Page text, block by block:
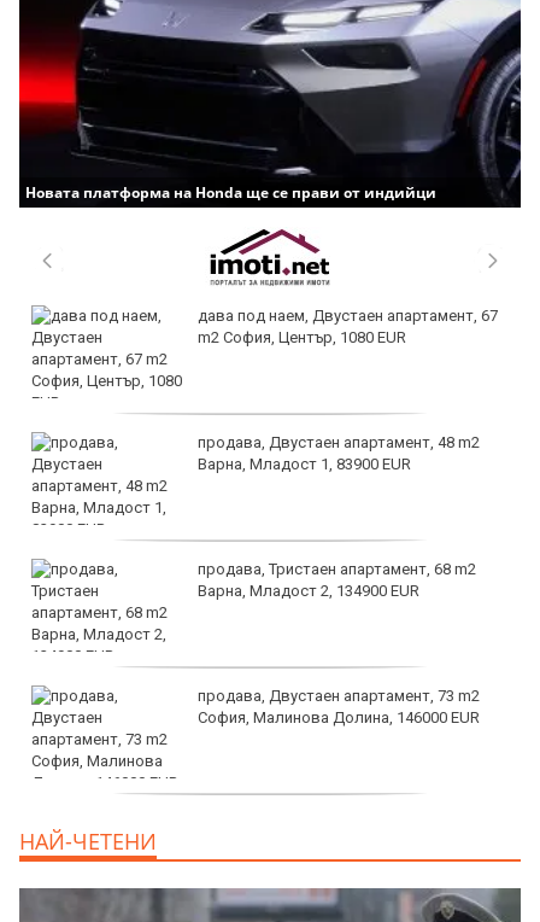
Новата платформа на Honda ще се прави от индийци
дава под наем, Двустаен апартамент, 67
m2 София, Център, 1080 EUR
продава, Двустаен апартамент, 48 m2
Варна, Младост 1, 83900 EUR
продава, Тристаен апартамент, 68 m2
Варна, Младост 2, 134900 EUR
продава, Двустаен апартамент, 73 m2
София, Малинова Долина, 146000 EUR
НАЙ-ЧЕТЕНИ